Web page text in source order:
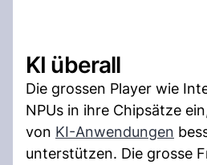
KI überall
Die grossen Player wie
NPUs in ihre Chipsätze
von KI-Anwendungen
unterstützen. Die grosse